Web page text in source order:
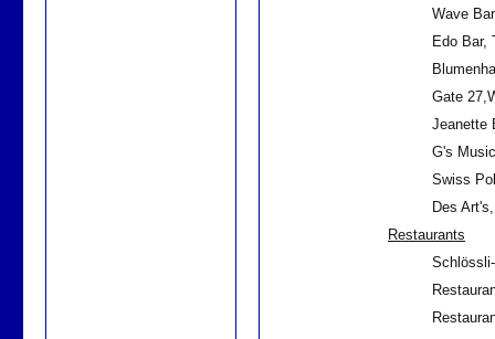
Wave
Edo Bar,
Gate
Jeanette
G's
Swiss
Des
Restaurants